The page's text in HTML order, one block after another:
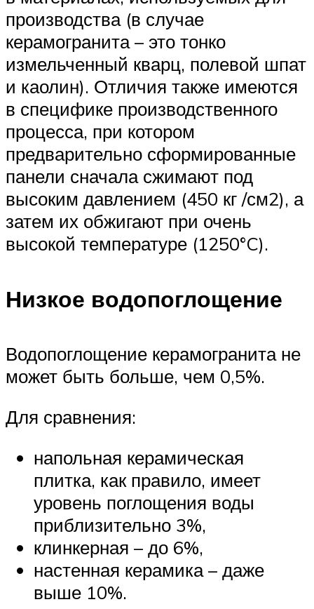
производства (в случае
керамогранита – это тонко
измельченный кварц, полевой шпат
и каолин). Отличия также имеются
в специфике производственного
процесса, при котором
предварительно сформированные
панели сначала сжимают под
высоким давлением (450 кг /см2), а
затем их обжигают при очень
высокой температуре (1250°C).
Низкое водопоглощение
Водопоглощение керамогранита не
может быть больше, чем 0,5%.
Для сравнения:
напольная керамическая
плитка, как правило, имеет
уровень поглощения воды
приблизительно 3%,
клинкерная – до 6%,
настенная керамика – даже
выше 10%.